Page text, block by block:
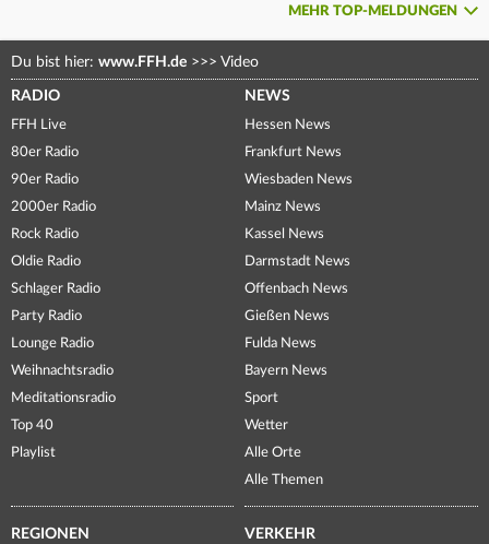
MEHR TOP-MELDUNGEN
Du bist hier: www.FFH.de >>> Video
RADIO
FFH Live
80er Radio
90er Radio
2000er Radio
Rock Radio
Oldie Radio
Schlager Radio
Party Radio
Lounge Radio
Weihnachtsradio
Meditationsradio
Top 40
Playlist
NEWS
Hessen News
Frankfurt News
Wiesbaden News
Mainz News
Kassel News
Darmstadt News
Offenbach News
Gießen News
Fulda News
Bayern News
Sport
Wetter
Alle Orte
Alle Themen
REGIONEN VERKEHR